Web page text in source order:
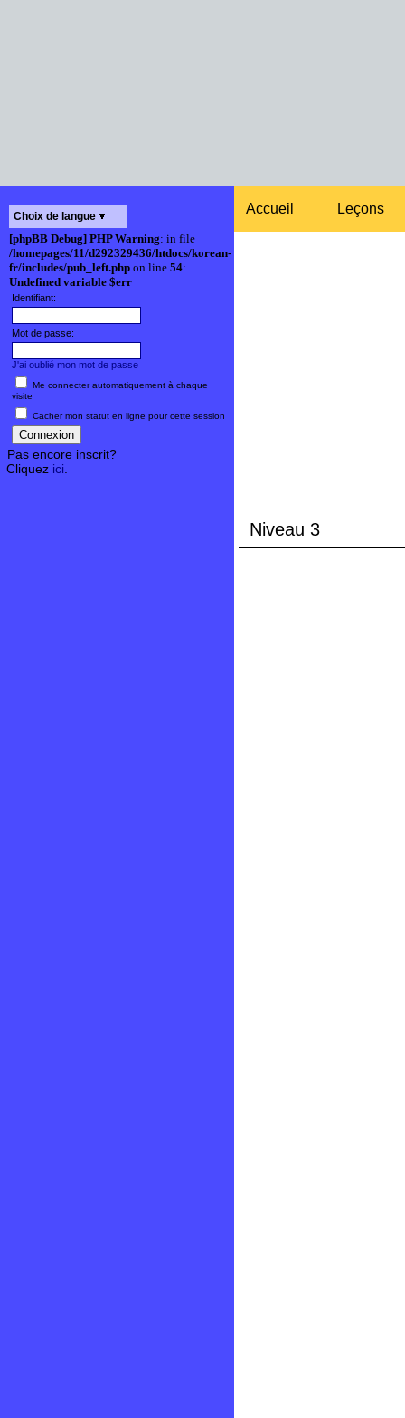
Choix de langue
[phpBB Debug] PHP Warning: in file
/homepages/11/d292329436/htdocs/korean-
fr/includes/pub_left.php on line 54:
Undefined variable $err
Identifiant:
Mot de passe:
J'ai oublié mon mot de passe
Me connecter automatiquement à chaque
visite
Cacher mon statut en ligne pour cette session
Pas encore inscrit?
Cliquez ici
Accueil Leçons
Niveau 3